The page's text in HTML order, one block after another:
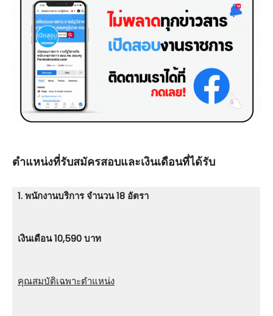
ตําแหน่งที่รับสมัครสอบและเงินเดือนที่ได้รับ
1. พนักงานบริการ จำนวน 18 อัตรา
เงินเดือน 10,590 บาท
คุณสมบัติเฉพาะตำแหน่ง